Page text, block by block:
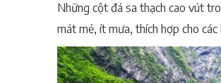
Những cột đá sa thạch cao vút
mát mẻ, ít mưa, thích hợp cho